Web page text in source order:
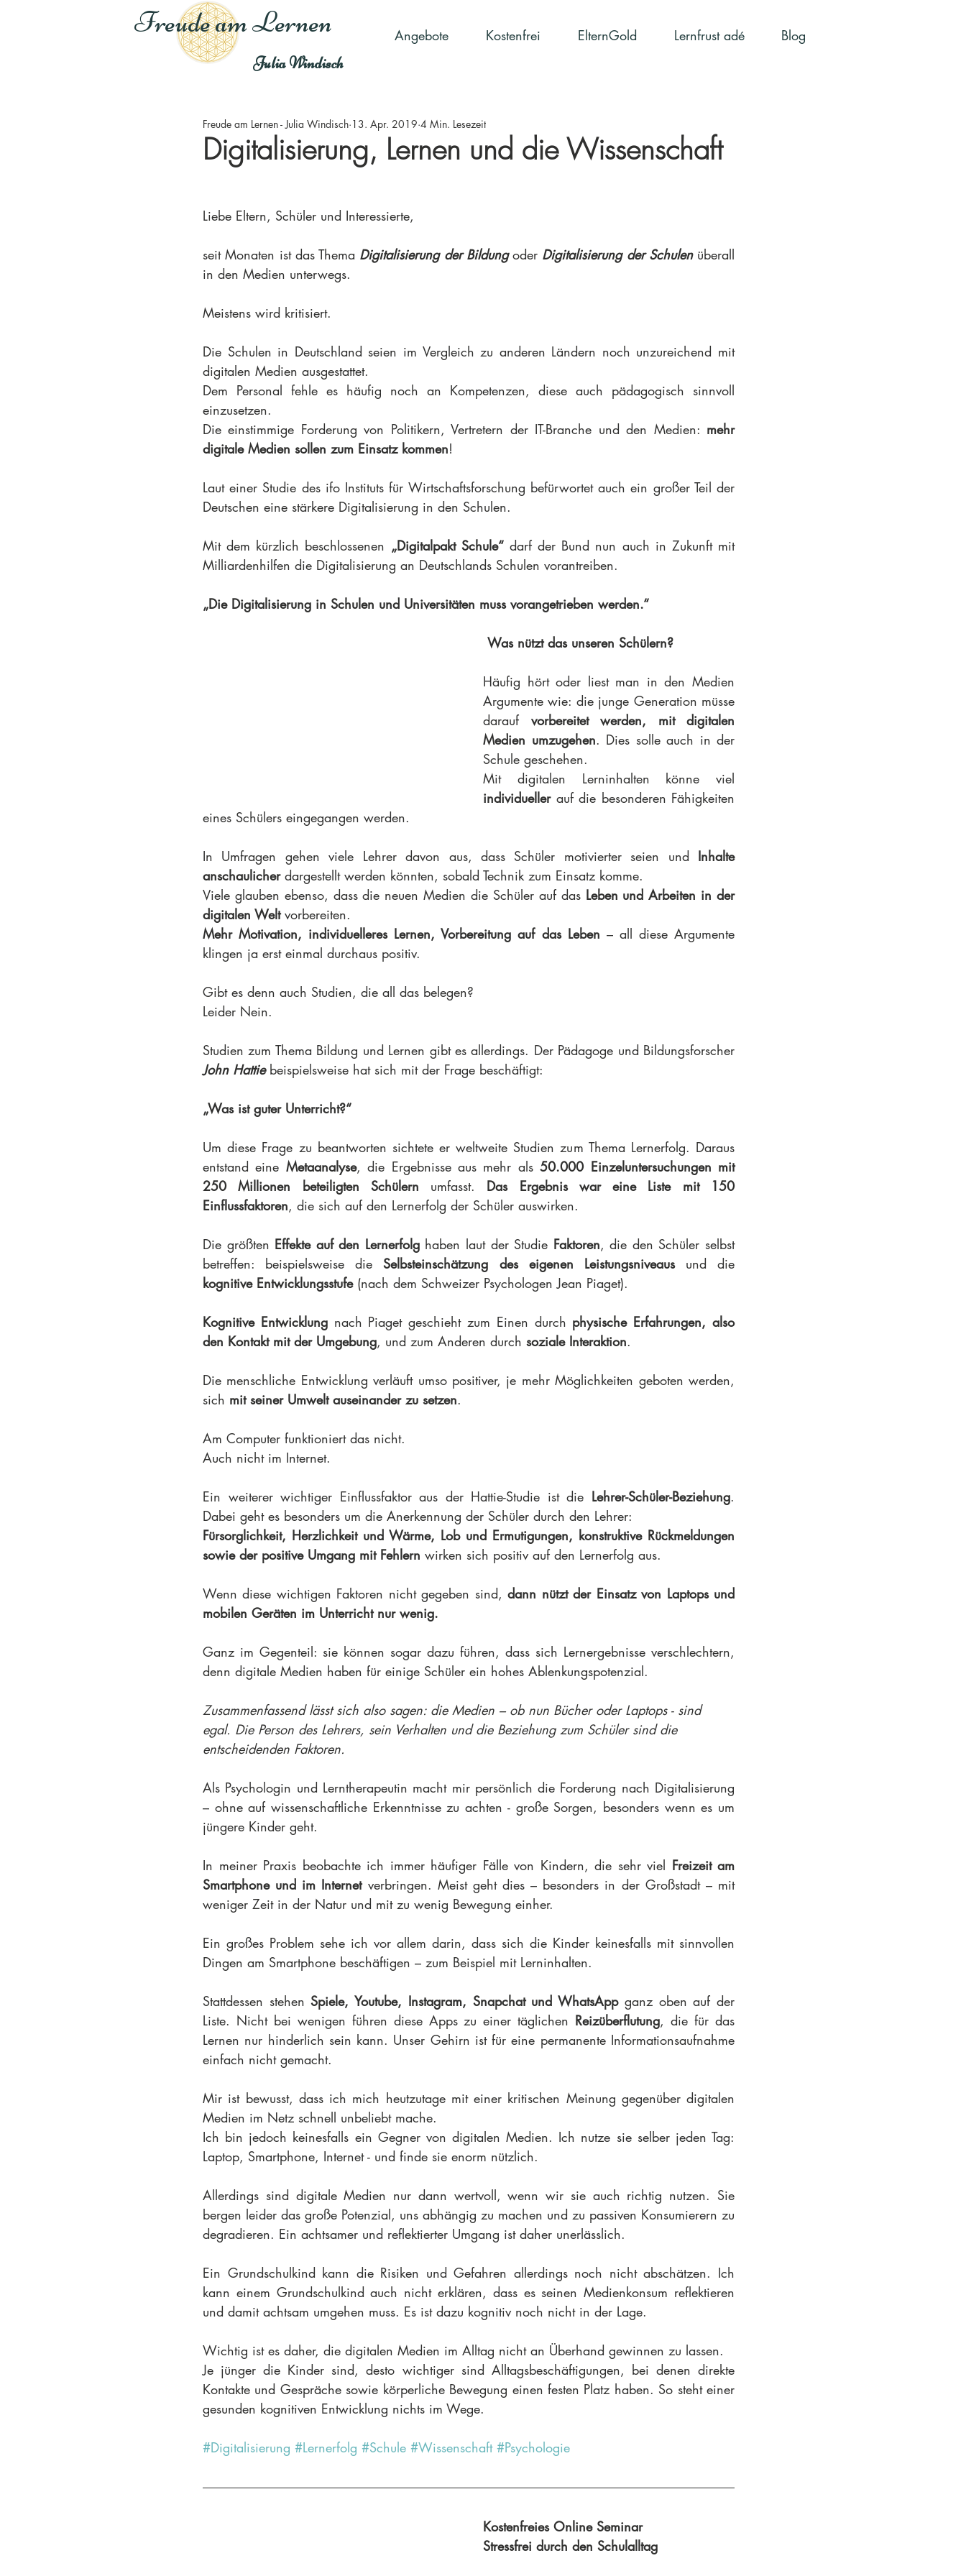
Angebote Kostenfrei ElternGold Lernfrust adé Blog
Freude am Lernen
Julia Windisch
Digitalisierung, Lernen und die Wissenschaft
Freude am Lernen - Julia Windisch 13. Apr. 2019 4 Min. Lesezeit
Liebe Eltern, Schüler und Interessierte,
seit Monaten ist das Thema Digitalisierung der Bildung oder Digitalisierung der Schulen überall
in den Medien unterwegs.
Meistens wird kritisiert.
Die Schulen in Deutschland seien im Vergleich zu anderen Ländern noch unzureichend mit
digitalen Medien ausgestattet.
Dem Personal fehle es häufig noch an Kompetenzen, diese auch pädagogisch sinnvoll
einzusetzen.
Die einstimmige Forderung von Politikern, Vertretern der IT-Branche und den Medien: mehr
digitale Medien sollen zum Einsatz kommen!
Laut einer Studie des ifo Instituts für Wirtschaftsforschung befürwortet auch ein großer Teil der
Deutschen eine stärkere Digitalisierung in den Schulen.
Mit dem kürzlich beschlossenen „Digitalpakt Schule“ darf der Bund nun auch in Zukunft mit
Milliardenhilfen die Digitalisierung an Deutschlands Schulen vorantreiben.
„Die Digitalisierung in Schulen und Universitäten muss vorangetrieben werden.“
Was nützt das unseren Schülern?
Häufig hört oder liest man in den Medien
Argumente wie: die junge Generation müsse
darauf vorbereitet werden, mit digitalen
Medien umzugehen. Dies solle auch in der
Schule geschehen.
individueller auf die besonderen Fähigkeiten
eines Schülers eingegangen werden.
In Umfragen gehen viele Lehrer davon aus, dass Schüler motivierter seien und Inhalte
anschaulicher dargestellt werden könnten, sobald Technik zum Einsatz komme.
Viele glauben ebenso, dass die neuen Medien die Schüler auf das Leben und Arbeiten in der
digitalen Welt vorbereiten.
Mehr Motivation, individuelleres Lernen, Vorbereitung auf das Leben – all diese Argumente
klingen ja erst einmal durchaus positiv.
Gibt es denn auch Studien, die all das belegen?
Leider Nein.
Studien zum Thema Bildung und Lernen gibt es allerdings. Der Pädagoge und Bildungsforscher
John Hattie beispielsweise hat sich mit der Frage beschäftigt:
„Was ist guter Unterricht?“
Um diese Frage zu beantworten sichtete er weltweite Studien zum Thema Lernerfolg. Daraus
entstand eine Metaanalyse, die Ergebnisse aus mehr als 50.000 Einzeluntersuchungen mit
250 Millionen beteiligten Schülern umfasst. Das Ergebnis war eine Liste mit 150
Einflussfaktoren, die sich auf den Lernerfolg der Schüler auswirken.
Die größten Effekte auf den Lernerfolg haben laut der Studie Faktoren, die den Schüler selbst
betreffen: beispielsweise die Selbsteinschätzung des eigenen Leistungsniveaus
kognitive Entwicklungsstufe (nach dem Schweizer Psychologen Jean Piaget).
Kognitive Entwicklung nach Piaget geschieht zum Einen durch physische Erfahrungen, also
den Kontakt mit der Umgebung, und zum Anderen durch soziale Interaktion.
Die menschliche Entwicklung verläuft umso positiver, je mehr Möglichkeiten geboten werden,
sich mit seiner Umwelt auseinander zu setzen.
Am Computer funktioniert das nicht.
Auch nicht im Internet.
Ein weiterer wichtiger Einflussfaktor aus der Hattie-Studie ist die Lehrer-Schüler-Beziehung.
Dabei geht es besonders um die Anerkennung der Schüler durch den Lehrer:
Fürsorglichkeit, Herzlichkeit und Wärme, Lob und Ermutigungen, konstruktive Rückmeldungen
sowie der positive Umgang mit Fehlern wirken sich positiv auf den Lernerfolg aus.
Wenn diese wichtigen Faktoren nicht gegeben sind, dann nützt der Einsatz von Laptops und
mobilen Geräten im Unterricht nur wenig.
Ganz im Gegenteil: sie können sogar dazu führen, dass sich Lernergebnisse verschlechtern,
denn digitale Medien haben für einige Schüler ein hohes Ablenkungspotenzial.
Zusammenfassend lässt sich also sagen: die Medien – ob nun Bücher oder Laptops - sind
egal. Die Person des Lehrers, sein Verhalten und die Beziehung zum Schüler sind die
entscheidenden Faktoren.
Als Psychologin und Lerntherapeutin macht mir persönlich die Forderung nach Digitalisierung
– ohne auf wissenschaftliche Erkenntnisse zu achten - große Sorgen, besonders wenn es um
jüngere Kinder geht.
In meiner Praxis beobachte ich immer häufiger Fälle von Kindern, die sehr viel Freizeit am
Smartphone und im Internet verbringen. Meist geht dies – besonders in der Großstadt – mit
weniger Zeit in der Natur und mit zu wenig Bewegung einher.
Ein großes Problem sehe ich vor allem darin, dass sich die Kinder keinesfalls mit sinnvollen
Dingen am Smartphone beschäftigen – zum Beispiel mit Lerninhalten.
Stattdessen stehen Spiele, Youtube, Instagram, Snapchat und WhatsApp ganz oben auf der
Liste. Nicht bei wenigen führen diese Apps zu einer täglichen Reizüberflutung, die für das
Lernen nur hinderlich sein kann. Unser Gehirn ist für eine permanente Informationsaufnahme
einfach nicht gemacht.
Mir ist bewusst, dass ich mich heutzutage mit einer kritischen Meinung gegenüber digitalen
Medien im Netz schnell unbeliebt mache.
Ich bin jedoch keinesfalls ein Gegner von digitalen Medien. Ich nutze sie selber jeden Tag:
Laptop, Smartphone, Internet - und finde sie enorm nützlich.
Allerdings sind digitale Medien nur dann wertvoll, wenn wir sie auch richtig nutzen. Sie
bergen leider das große Potenzial, uns abhängig zu machen und zu passiven Konsumierern zu
degradieren. Ein achtsamer und reflektierter Umgang ist daher unerlässlich.
Ein Grundschulkind kann die Risiken und Gefahren allerdings noch nicht abschätzen. Ich
kann einem Grundschulkind auch nicht erklären, dass es seinen Medienkonsum reflektieren
und damit achtsam umgehen muss. Es ist dazu kognitiv noch nicht in der Lage.
Wichtig ist es daher, die digitalen Medien im Alltag nicht an Überhand gewinnen zu lassen.
Je jünger die Kinder sind, desto wichtiger sind Alltagsbeschäftigungen, bei denen direkte
Kontakte und Gespräche sowie körperliche Bewegung einen festen Platz haben. So steht einer
gesunden kognitiven Entwicklung nichts im Wege.
#Digitalisierung #Lernerfolg #Schule #Wissenschaft #Psychologie
Kostenfreies Online Seminar
Stressfrei durch den Schulalltag